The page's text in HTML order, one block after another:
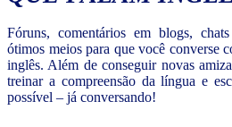
Fóruns, comentários em blogs,
ótimos meios para que você converse
inglês. Além de conseguir novas
treinar a compreensão da língua e
possível – já conversando!